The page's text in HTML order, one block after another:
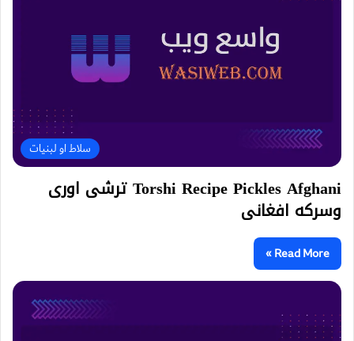
سلاط او لبنیات
Torshi Recipe Pickles Afghani ترشى اورى
وسركه افغانى
Read More »